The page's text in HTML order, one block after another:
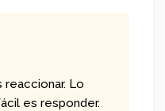
reaccionar. Lo
es responder.